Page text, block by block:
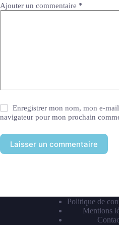
Ajouter un commentaire *
Enregistrer mon nom, mon e-
navigateur pour mon prochain
Laisser un commentaire
Politique de
Mentions